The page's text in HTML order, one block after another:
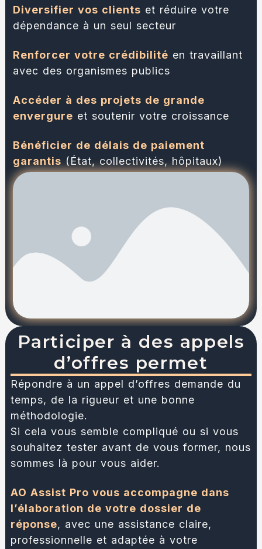
Diversifier vos clients et réduire votre
dépendance à un seul secteur
Renforcer votre crédibilité en travaillant
avec des organismes publics
Accéder à des projets de grande
envergure et soutenir votre croissance
Bénéficier de délais de paiement
garantis (État, collectivités, hôpitaux)
Participer à des appels
d’offres permet
Répondre à un appel d’offres demande du
temps, de la rigueur et une bonne
méthodologie.
Si cela vous semble compliqué ou si vous
souhaitez tester avant de vous former, nous
sommes là pour vous aider.
AO Assist Pro vous accompagne dans
l’élaboration de votre dossier de
réponse, avec une assistance claire,
professionnelle et adaptée à votre